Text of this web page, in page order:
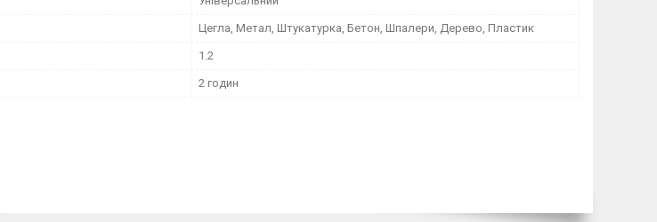
Цегла, Метал, Штукатурка, Бетон, Шпалери, Дерево, Пластик
1.2
2 годин